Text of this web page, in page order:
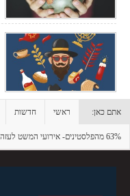
אתם כאן: ראשי חדשות
63% מהפלסטינים- אירועי המשט לעזה מהווים ניצחון פלסטיני